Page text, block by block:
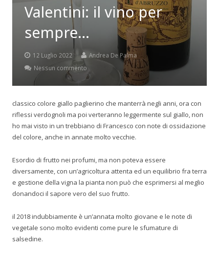
dove ANDARE
Punti di vista e approfondimenti
Contatti
Valentini: il vino per
sempre…
12 Luglio 2022
Andrea De Palma
Nessun commento
classico colore giallo paglierino che manterrà negli anni, ora con
riflessi verdognoli ma poi verteranno leggermente sul giallo, non
ho mai visto in un trebbiano di Francesco con note di ossidazione
del colore, anche in annate molto vecchie.
Esordio di frutto nei profumi, ma non poteva essere
diversamente, con un’agricoltura attenta ed un equilibrio fra terra
e gestione della vigna la pianta non può che esprimersi al meglio
donandoci il sapore vero del suo frutto.
il 2018 indubbiamente è un’annata molto giovane e le note di
vegetale sono molto evidenti come pure le sfumature di
salsedine.